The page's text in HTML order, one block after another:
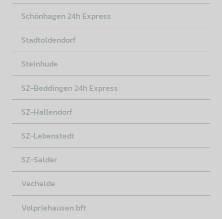
Schönhagen 24h Express
Stadtoldendorf
Steinhude
SZ-Beddingen 24h Express
SZ-Hallendorf
SZ-Lebenstedt
SZ-Salder
Vechelde
Volpriehausen bft